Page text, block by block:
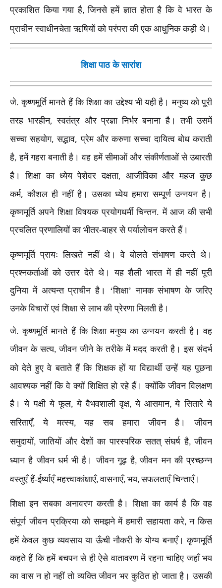
प्रकाशित किया गया है,जिनसे हमें ज्ञात होता है कि वे भारत के
प्राचीन स्वाधीनचेता ऋषियों को परंपरा की एक आधुनिक कड़ी थे।
शिक्षा पाठ के सारांश
जे. कृष्णमूर्ति मानते हैं कि शिक्षा का उद्देश्य भी यही है। मनुष्य को पूरी
तरह भारहीन,स्वतंत्र और प्रज्ञा निर्भर बनाना है। तभी उसमें
सच्चा सहयोग,सद्भाव,प्रेम और करुणा सच्चा दायित्व बोध कराती
है,हमें गहरा बनाती है। वह हमें सीमाओं और संकीर्णताओं से उबारती
है। शिक्षा का ध्येय पेशेवर दक्षता,आजीविका और महज कुछ
कर्म,कौशल ही नहीं है। उसका ध्येय हमारा सम्पूर्ण उन्नयन है।
कृष्णमूर्ति अपने शिक्षा विषयक प्रयोगधर्मी चिन्तन. में आज की सभी
प्रचलित प्रणालियों का भीतर-बाहर से पर्यालोचन करते हैं।
कृष्णमूर्ति प्रायः लिखते नहीं थे। वे बोलते संभाषण करते थे।
प्रश्नकर्ताओं को उत्तर देते थे। यह शैली भारत में ही नहीं पूरी
दुनिया में अत्यन्त प्राचीन है। ‘शिक्षा’ नामक संभाषण के जरिए
उनके विचारों एवं शिक्षा से लाभ की प्रेरणा मिलती है।
जे. कृष्णमूर्ति मानते हैं कि शिक्षा मनुष्य का उन्नयन करती है। वह
जीवन के सत्य,जीवन जीने के तरीके में मदद करती है। इस संदर्भ
को देते हुए वे बताते हैं कि शिक्षक हों या विद्यार्थी उन्हें यह पूछना
आवश्यक नहीं कि वे क्यों शिक्षित हो रहे हैं। क्योंकि जीवन विलक्षण
है। ये पक्षी ये फूल,ये वैभवशाली वृक्ष,ये आसमान,ये सितारे ये
सरिताएँ,ये मत्स्य,यह सब हमारा जीवन है। जीवन
समुदायों,जातियों और देशों का पारस्परिक सतत् संघर्ष है,जीवन
ध्यान है जीवन धर्म भी है। जीवन गूढ़ है,जीवन मन की प्रच्छन्न
वस्तुएँ हैं-ईर्ष्याएँ महत्त्वाकांक्षाएँ,वासनाएँ, भय,सफलताएँ चिन्ताएँ।
शिक्षा इन सबका अनावरण करती है। शिक्षा का कार्य है कि वह
संपूर्ण जीवन प्रक्रिया को समझने में हमारी सहायता करे,न किस
हमें केवल कुछ व्यवसाय या ऊँची नौकरी के योग्य बनाएँ। कृष्णमूर्ति
कहते हैं कि हमें बचपन से ही ऐसे वातावरण में रहना चाहिए जहाँ भय
का वास न हो नहीं तो व्यक्ति जीवन भर कुठित हो जाता है। उसकी